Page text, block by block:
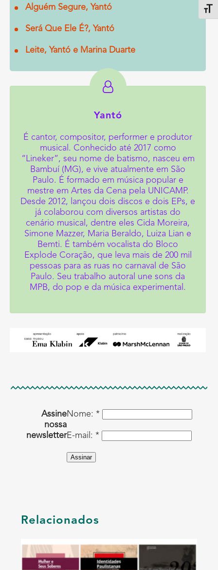
Alguém Segure, Yantó
Será Que Ele É?, Yantó
Leite, Yantó e Marina Duarte
Yantó
É cantor, compositor, performer e produtor
musical. Conhecido até 2017 como
“Lineker”, seu nome de batismo, nasceu em
Bambuí (MG), e vive atualmente em São
Paulo. É formado em música popular e
mestre em Artes da Cena pela UNICAMP.
Desde 2012, lançou dois discos e dois EPs, e
já colaborou com diversos artistas do
cenário musical, dentre eles Cida Moreira,
Simone Mazzer, Maria Beraldo, Luiza Lian e
Bemti. É também vocalista do Bloco
Explode Coração, que leva mais de 200 mil
pessoas para as ruas no carnaval de São
Paulo. Seu trabalho autoral une sons da
MPB, do pop e da música experimental.
Assine
nossa
newsletter
Nome: *
E-mail: *
Assinar
Relacionados